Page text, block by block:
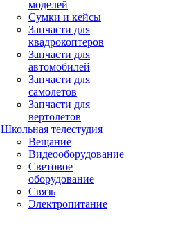
моделей
Сумки и кейсы
Запчасти для
квадрокоптеров
Запчасти для
автомобилей
Запчасти для
самолетов
Запчасти для
вертолетов
Школьная телестудия
Вещание
Видеооборудование
Световое
оборудование
Связь
Электропитание